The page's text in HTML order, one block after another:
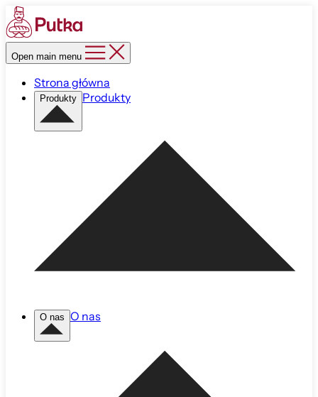
Open main menu
Strona główna
Produkty Produkty
O nas O nas